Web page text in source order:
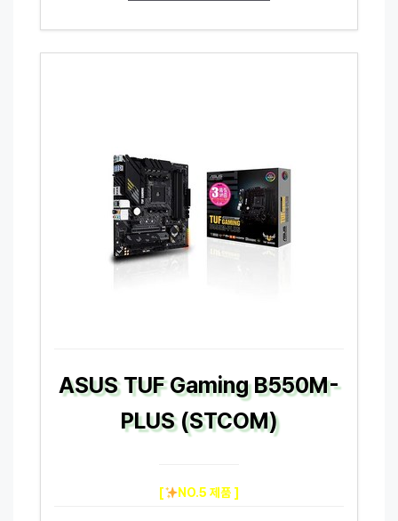
ASUS TUF Gaming B550M-
PLUS (STCOM)
[ NO.5 제품 ]